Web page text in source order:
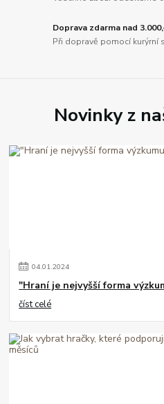
Doprava zdarma nad
Při dopravě pomocí kurýrní
Novinky z
04.01.2024
"Hraní je nejvyšší forma
číst celé